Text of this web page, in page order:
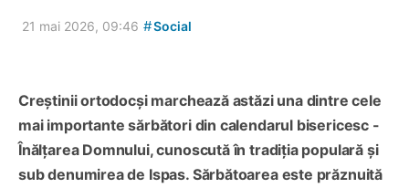
21 mai 2026, 09:46 #Social
Creștinii ortodocși marchează astăzi una dintre cele
mai importante sărbători din calendarul bisericesc -
Înălțarea Domnului, cunoscută în tradiția populară și
sub denumirea de Ispas. Sărbătoarea este prăznuită